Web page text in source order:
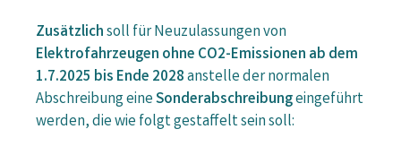
Zusätzlichsoll für Neuzulassungen von
Elektrofahrzeugen ohne CO2-Emissionen ab dem
1.7.2025 bis Ende 2028anstelle der normalen
Abschreibung eineSonderabschreibungeingeführt
werden, die wie folgt gestaffelt sein soll: